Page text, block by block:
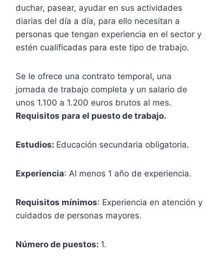
duchar, pasear, ayudar en sus actividades
diarias del día a día, para ello necesitan a
personas que tengan experiencia en el sector y
estén cualificadas para este tipo de trabajo.
Se le ofrece una contrato temporal, una
jornada de trabajo completa y un salario de
unos 1.100 a 1.200 euros brutos al mes.
Requisitos para el puesto de trabajo.
Estudios: Educación secundaria obligatoria.
Experiencia: Al menos 1 año de experiencia.
Requisitos mínimos: Experiencia en atención y
cuidados de personas mayores.
Número de puestos: 1.